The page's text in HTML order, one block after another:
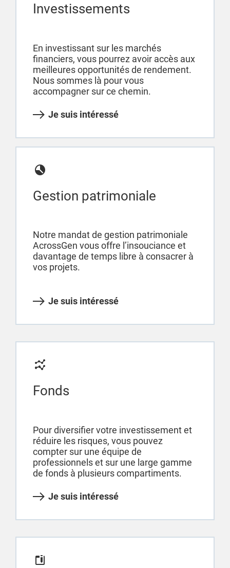
Investissements
En investissant sur les marchés
financiers, vous pourrez avoir accès aux
meilleures opportunités de rendement.
Nous sommes là pour vous
accompagner sur ce chemin.
Je suis intéressé
Gestion patrimoniale
Notre mandat de gestion patrimoniale
AcrossGen vous offre l’insouciance et
davantage de temps libre à consacrer à
vos projets.
Je suis intéressé
Fonds
Pour diversifier votre investissement et
réduire les risques, vous pouvez
compter sur une équipe de
professionnels et sur une large gamme
de fonds à plusieurs compartiments.
Je suis intéressé